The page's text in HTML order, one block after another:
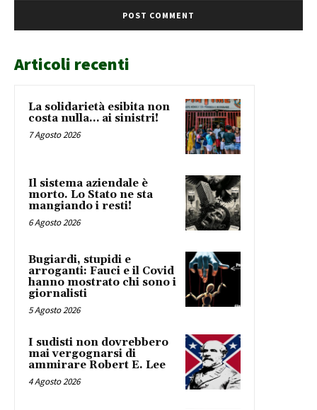
Articoli recenti
La solidarietà esibita non
costa nulla… ai sinistri!
7 Agosto 2026
Il sistema aziendale è
morto. Lo Stato ne sta
mangiando i resti!
6 Agosto 2026
Bugiardi, stupidi e
arroganti: Fauci e il Covid
hanno mostrato chi sono i
giornalisti
5 Agosto 2026
I sudisti non dovrebbero
mai vergognarsi di
ammirare Robert E. Lee
4 Agosto 2026